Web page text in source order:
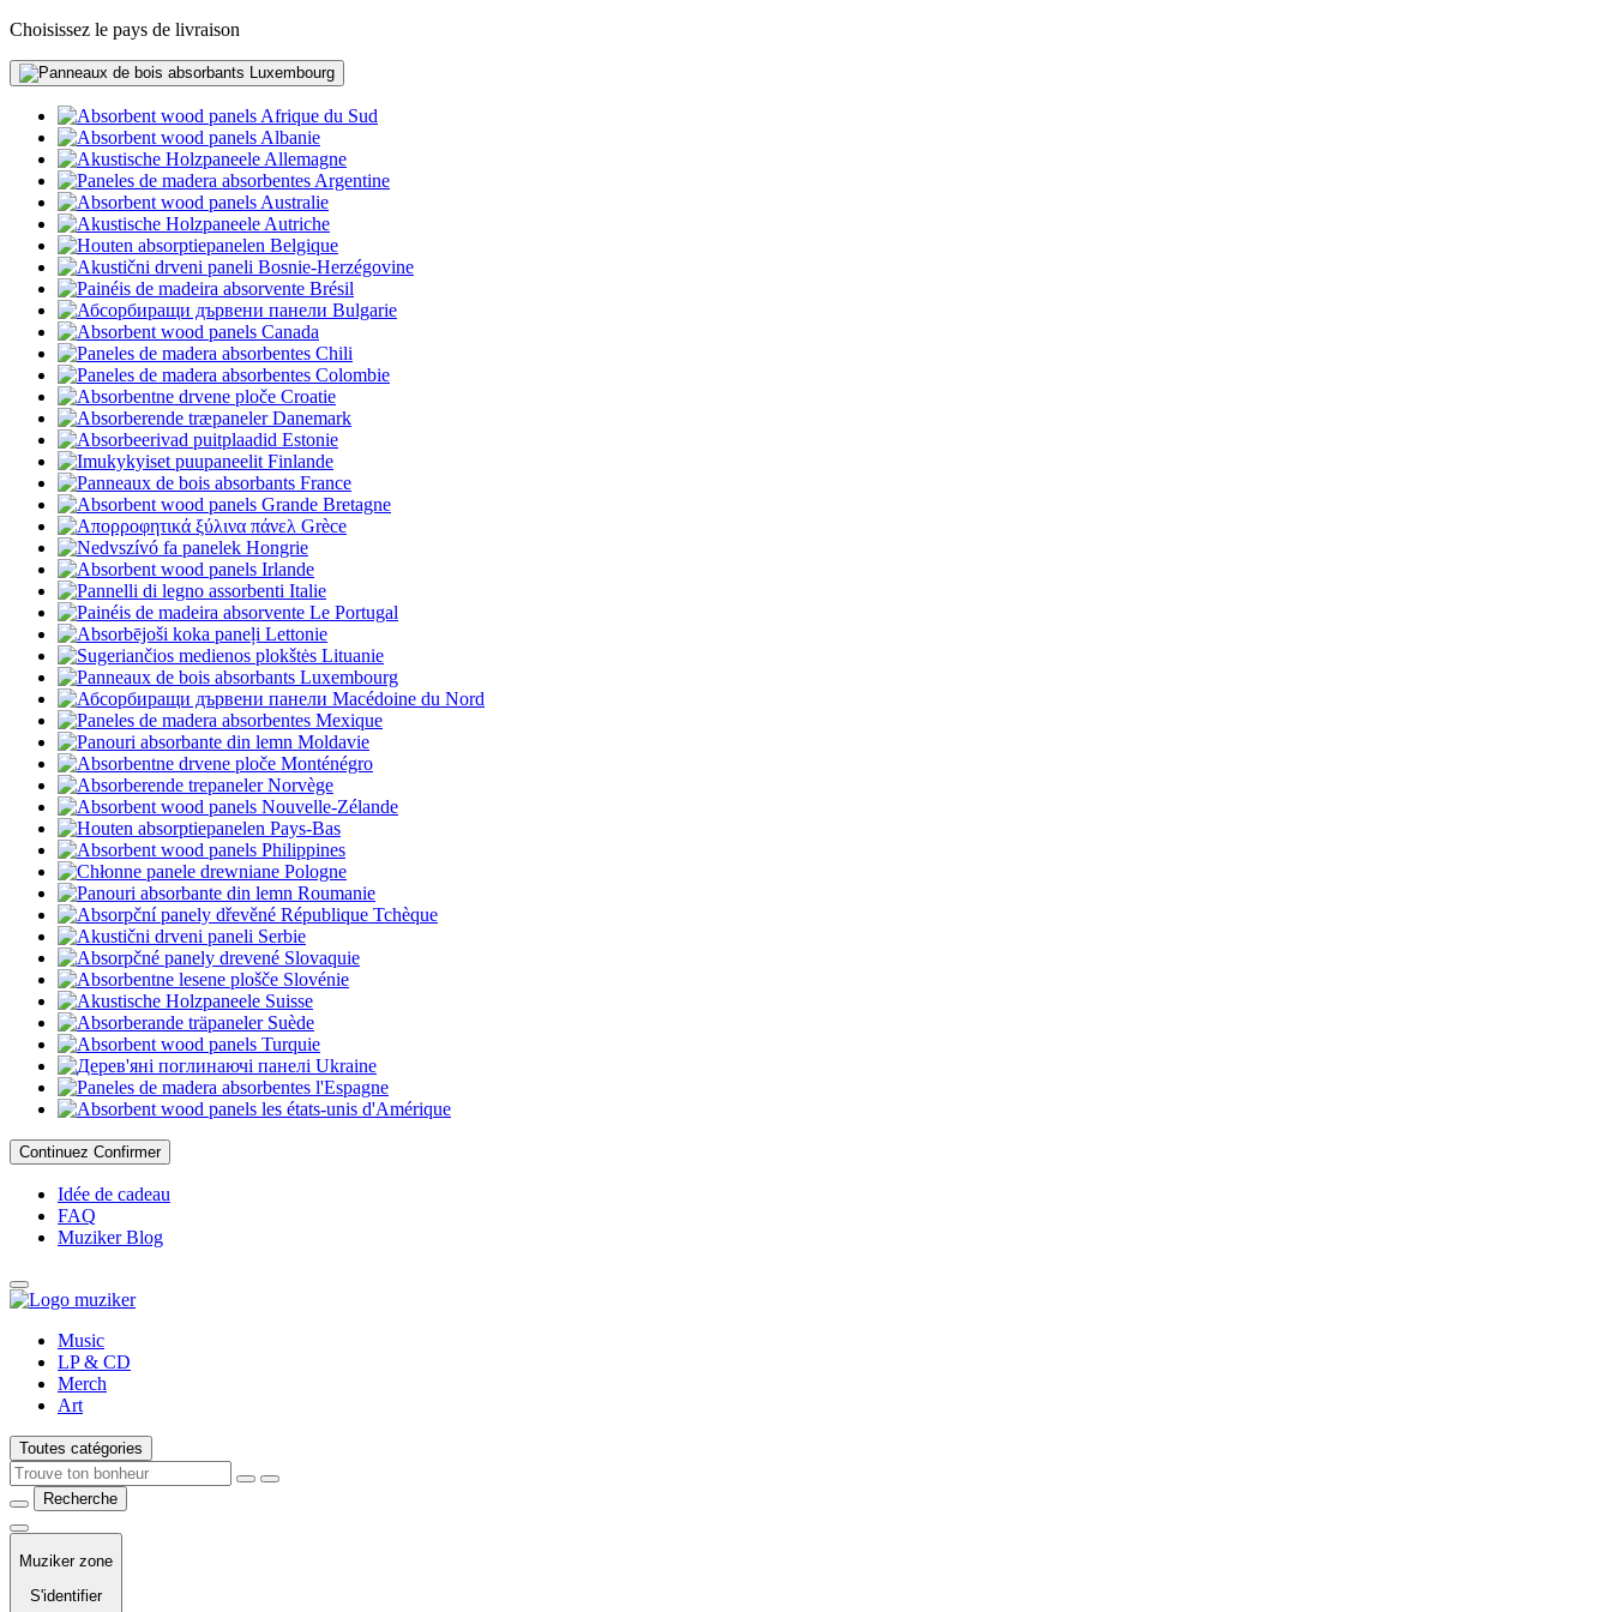
Choisissez le pays de livraison
Luxembourg
Afrique du Sud
Albanie
Allemagne
Argentine
Australie
Autriche
Belgique
Bosnie-Herzégovine
Brésil
Bulgarie
Canada
Chili
Colombie
Croatie
Danemark
Estonie
Finlande
France
Grande Bretagne
Grèce
Hongrie
Irlande
Italie
Le Portugal
Lettonie
Lituanie
Luxembourg
Macédoine du Nord
Mexique
Moldavie
Monténégro
Norvège
Nouvelle-Zélande
Pays-Bas
Philippines
Pologne
Roumanie
République Tchèque
Serbie
Slovaquie
Slovénie
Suisse
Suède
Turquie
Ukraine
l'Espagne
les états-unis d'Amérique
Continuez Confirmer
Idée de cadeau
FAQ
Muziker Blog
Music
LP & CD
Merch
Art
Toutes catégories
Recherche
Muziker zone
S'identifier